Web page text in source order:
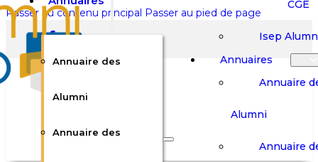
Passer au contenu principal Passer au pied de page
Rechercher sur le site
Annuaire des
Alumni
Annuaire des
CGE
Isep
Annuaires
Annuaire
Alumni
Annuaire